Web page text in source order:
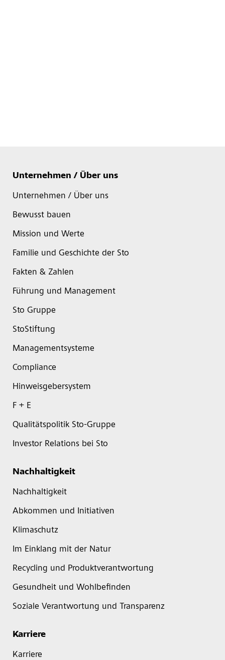
Unternehmen / Über uns
Unternehmen / Über uns
Bewusst bauen
Mission und Werte
Familie und Geschichte der Sto
Fakten & Zahlen
Führung und Management
Sto Gruppe
StoStiftung
Managementsysteme
Compliance
Hinweisgebersystem
F + E
Qualitätspolitik Sto-Gruppe
Investor Relations bei Sto
Nachhaltigkeit
Nachhaltigkeit
Abkommen und Initiativen
Klimaschutz
Im Einklang mit der Natur
Recycling und Produktverantwortung
Gesundheit und Wohlbefinden
Soziale Verantwortung und Transparenz
Karriere
Karriere